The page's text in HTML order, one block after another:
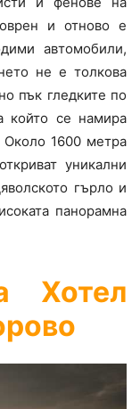
и отново е
автомобили,
не е толкова
пък гледките по
който се намира
1600 метра
уникални
гърло и
панорамна
Хотел